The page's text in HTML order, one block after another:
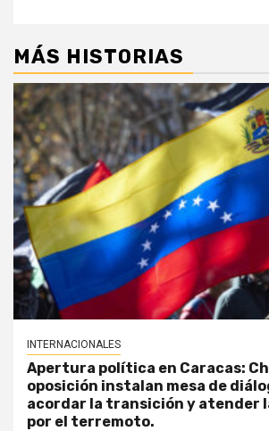
MÁS HISTORIAS
INTERNACIONALES
Apertura política en Caracas:
oposición instalan mesa de
acordar la transición y atender
por el terremoto.